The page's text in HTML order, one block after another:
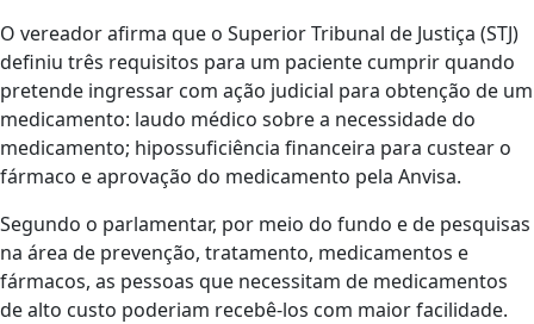
O vereador afirma que o Superior Tribunal de Justiça (STJ)
definiu três requisitos para um paciente cumprir quando
pretende ingressar com ação judicial para obtenção de um
medicamento: laudo médico sobre a necessidade do
medicamento; hipossuficiência financeira para custear o
fármaco e aprovação do medicamento pela Anvisa.
Segundo o parlamentar, por meio do fundo e de pesquisas
na área de prevenção, tratamento, medicamentos e
fármacos, as pessoas que necessitam de medicamentos
de alto custo poderiam recebê-los com maior facilidade.